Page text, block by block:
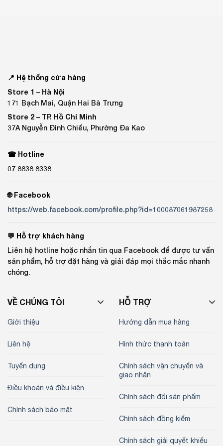
📍 Hệ thống cửa hàng
Store 1 – Hà Nội
171 Bạch Mai, Quận Hai Bà Trưng
Store 2 – TP. Hồ Chí Minh
37A Nguyễn Đình Chiểu, Phường Đa Kao
☎ Hotline
07 8838 8338
🌐 Facebook
https://web.facebook.com/profile.php?id=100087061987258
💬 Hỗ trợ khách hàng
Liên hệ hotline hoặc nhắn tin qua Facebook để được tư vấn
sản phẩm, hỗ trợ đặt hàng và giải đáp mọi thắc mắc nhanh
chóng.
VỀ CHÚNG TÔI
Giới thiệu
Liên hệ
Tuyển dụng
Điều khoản và điều kiện
Chính sách bảo mật
HỖ TRỢ
Hướng dẫn mua hàng
Hình thức thanh toán
Chính sách vận chuyển và
giao nhận
Chính sách đổi sản phẩm
Chính sách đồng kiểm
Chính sách giải quyết khiếu